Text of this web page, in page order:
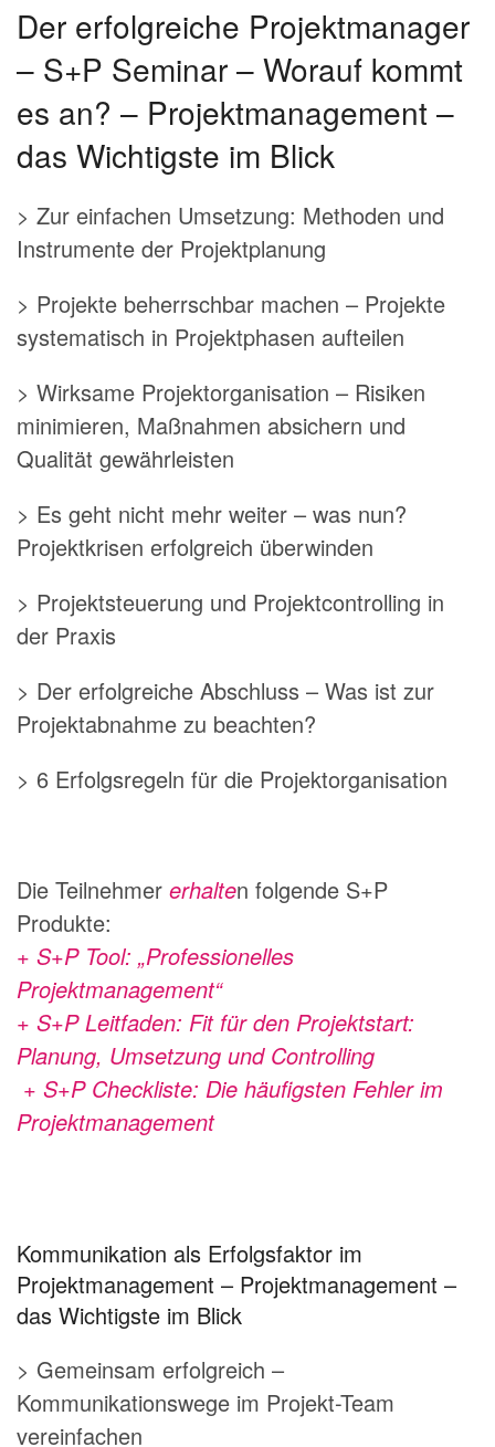
Der erfolgreiche Projektmanager
– S+P Seminar – Worauf kommt
es an? – Projektmanagement –
das Wichtigste im Blick
> Zur einfachen Umsetzung: Methoden und
Instrumente der Projektplanung
> Projekte beherrschbar machen – Projekte
systematisch in Projektphasen aufteilen
> Wirksame Projektorganisation – Risiken
minimieren, Maßnahmen absichern und
Qualität gewährleisten
> Es geht nicht mehr weiter – was nun?
Projektkrisen erfolgreich überwinden
> Projektsteuerung und Projektcontrolling in
der Praxis
> Der erfolgreiche Abschluss – Was ist zur
Projektabnahme zu beachten?
> 6 Erfolgsregeln für die Projektorganisation
Die Teilnehmer erhalten folgende S+P
Produkte:
+ S+P Tool: „Professionelles
Projektmanagement“
+ S+P Leitfaden: Fit für den Projektstart:
Planung, Umsetzung und Controlling
+ S+P Checkliste: Die häufigsten Fehler im
Projektmanagement
Kommunikation als Erfolgsfaktor im
Projektmanagement – Projektmanagement –
das Wichtigste im Blick
> Gemeinsam erfolgreich –
Kommunikationswege im Projekt-Team
vereinfachen